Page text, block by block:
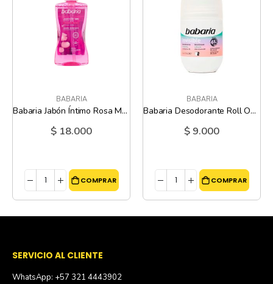
BABARIA
Babaria Jabón Íntimo Rosa Mosqueta - 300 ML
$ 18.000
COMPRAR
BABARIA
Babaria Desodorante Roll On Invisible - 50 Ml
$ 9.000
COMPRAR
SERVICIO AL CLIENTE
WhatsApp: +57 321 4443902